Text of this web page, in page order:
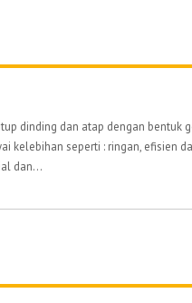
dinding dan atap dengan bentuk
kelebihan seperti : ringan, efisien
dan...